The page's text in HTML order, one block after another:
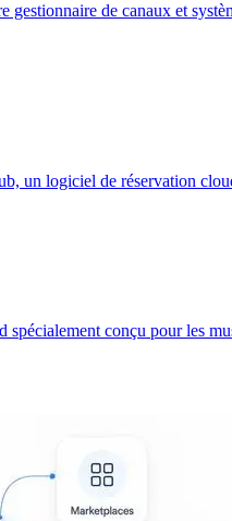
gestionnaire de canaux et
un logiciel de réservation
conçu pour les